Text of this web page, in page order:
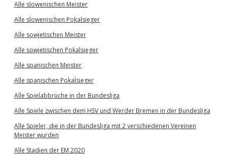
Alle slowenischen Meister
Alle slowenischen Pokalsieger
Alle sowjetischen Meister
Alle sowjetischen Pokalsieger
Alle spanischen Meister
Alle spanischen Pokalsieger
Alle Spielabbrüche in der Bundesliga
Alle Spiele zwischen dem HSV und Werder Bremen in der Bundesliga
Alle Spieler, die in der Bundesliga mit 2 verschiedenen Vereinen
Meister wurden
Alle Stadien der EM 2020